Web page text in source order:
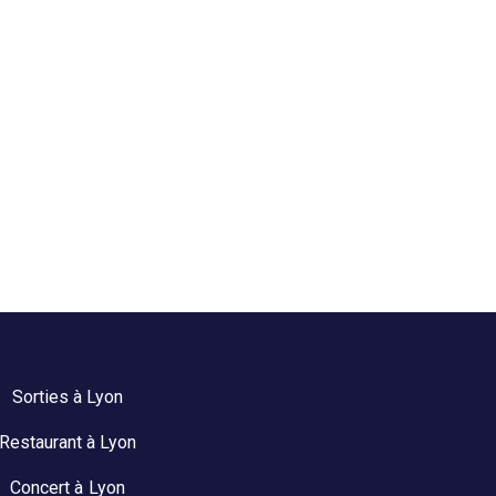
Sorties à Lyon
Restaurant à Lyon
Concert à Lyon